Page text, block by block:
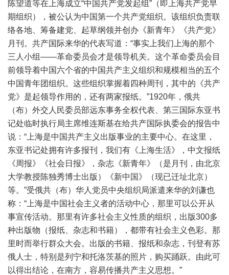
陈望道等在上海成立“中国共产党发起组”（即上海共产党早
期组织），被公认为中国第一个共产党组织。该组织负责联
络各地、筹备建党、起草纲领并创办《新青年》《共产党》
月刊。共产国际来华的代表写道：“事实上我们上海的那个
三人小组——革命委员会才是领导机关。这个革命委员会目
前领导着中国六个省的中国共产主义组织和规模相当的五个
中国青年团组织。这些组织掌握着四种周刊，其中的《共产
党》是起领导作用的，还有两家报纸。”1920年，俄共
（布）外交人民委员部远东事务全权代表、第三国际东亚书
记处临时执行局主席维连斯基在给共产国际执委会的报告中
说：“上海是中国共产主义出版事业的主要中心。在这里，
东亚书记处拥有许多报刊，我们有《上海生活》，中文报纸
《周报》《社会日报》，杂志《新青年》（是月刊，由北京
大学教授陈独秀博士出版）《新中国》（现已迁址北京）
等。”受俄共（布）华人党员中央组织局派遣来华的刘谦也
称：“上海是中国社会主义者的活动中心，那里可以公开从
事宣传活动。那里有许多社会主义性质的组织，出版300多
种出版物（报纸、杂志和书籍），都带有社会主义色彩。那
里时而举行群众大会。出版的书籍、报纸和杂志，刊登有苏
俄人士，特别是列宁和托洛茨基的照片，购买踊跃。由此可
以得出结论，在南方，容易传播共产主义思想。”